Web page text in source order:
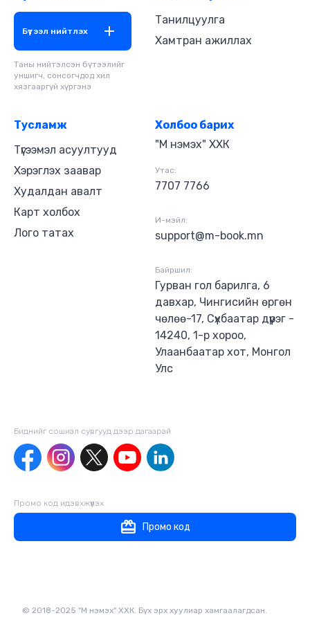
болгон хадгалах, багш оюутнуудын зайнаас
ажиллаж суралцах боломжийг нэмэгдүүлэх
зэрэг маш олон давуу тал, ач холбогдолтой юм.
Бүтээл нийтлэх
Таны нийтэлсэн бүтээлийг
уншигч, сонсогчдод хил
хязгааргүй хүргэнэ
Танилцуулга
Хамтран ажиллах
Тусламж
Түгээмэл асуултууд
Хэрэглэх заавар
Худалдан авалт
Карт холбох
Лого татах
Холбоо барих
"М нэмэх" ХХК
Утас:
7707 7766
И-мэйл:
support@m-book.mn
Байршил:
Гурван гол барилга, 6
давхар, Чингисийн өргөн
чөлөө-17, Сүхбаатар дүүрэг -
14240, 1-р хороо,
Улаанбаатар хот, Монгол
Улс
Биднийг сошиал сувгууд дээр дагаaрай
Промо код идэвхжүүлэх
Промо код
© 2018-2025 "М нэмэх" ХХК. Бүх эрх хуулиар хамгаалагдсан.